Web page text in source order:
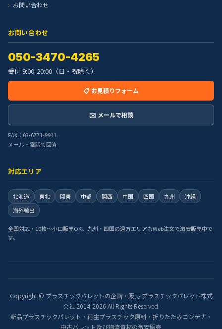
お問い合わせ
お問い合わせ
050-3470-4265
受付 9:00-20:00（日・祝除く）
📋 お見積りフォーム
✉️ メールで相談
FAX：03-6771-9911
メール・電話で回答
対応エリア
北海道 東北 関東 中部 関西 中国 四国 九州
沖縄
海外輸出
全国対応・10枚〜小口販売OK。九州・四国の遠方エリアもWeb注文で激安販売中で
す。
Copyright © プラスチックパレットの企画・販売 プラスチックパレット株式
会社 2014-2026 All Rights Reserved.
新品プラスチックパレット・再生プラスチック原料・折りたたみコンテナ・
中古パレット及び物流資材の激安販売